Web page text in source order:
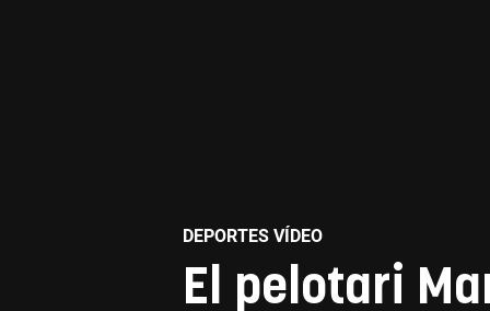
DEPORTES VÍDEO
El pelotari